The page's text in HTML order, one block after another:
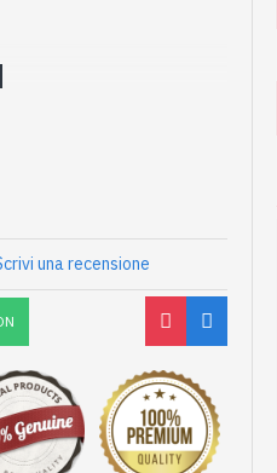
una recensione